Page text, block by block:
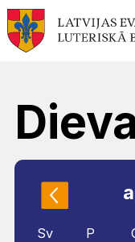
Sv P